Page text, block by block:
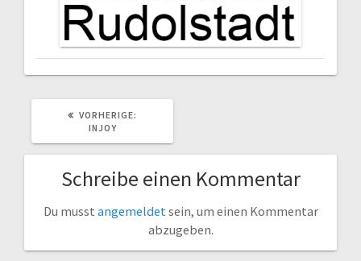
VORHERIGE:
INJOY
Schreibe einen Kommentar
Du musst angemeldet sein, um einen Kommentar
abzugeben.